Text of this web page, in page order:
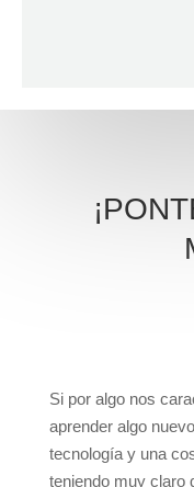
Si por algo nos
aprender algo
tecnología y una
teniendo muy claro